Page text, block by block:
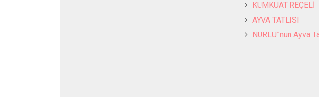
KUMKUAT REÇELİ
AYVA TATLISI
NURLU”nun Ayva